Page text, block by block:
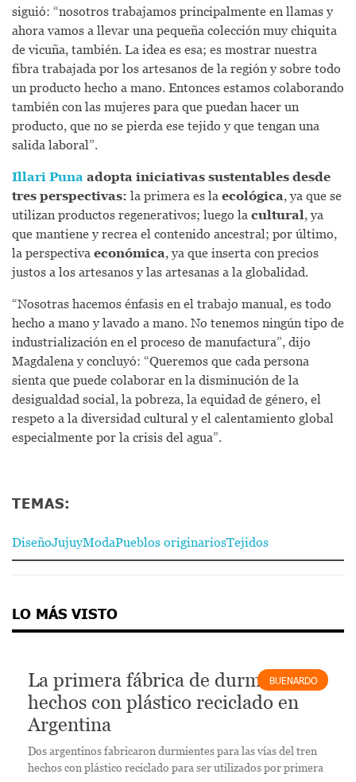
siguió: “nosotros trabajamos principalmente en llamas y
ahora vamos a llevar una pequeña colección muy chiquita
de vicuña, también. La idea es esa; es mostrar nuestra
fibra trabajada por los artesanos de la región y sobre todo
un producto hecho a mano. Entonces estamos colaborando
también con las mujeres para que puedan hacer un
producto, que no se pierda ese tejido y que tengan una
salida laboral”.
Illari Puna adopta iniciativas sustentables desde
tres perspectivas: la primera es la ecológica , ya que se
utilizan productos regenerativos; luego la cultural , ya
que mantiene y recrea el contenido ancestral; por último,
la perspectiva económica , ya que inserta con precios
justos a los artesanos y las artesanas a la globalidad.
“Nosotras hacemos énfasis en el trabajo manual, es todo
hecho a mano y lavado a mano. No tenemos ningún tipo de
industrialización en el proceso de manufactura”, dijo
Magdalena y concluyó: “Queremos que cada persona
sienta que puede colaborar en la disminución de la
desigualdad social, la pobreza, la equidad de género, el
respeto a la diversidad cultural y el calentamiento global
especialmente por la crisis del agua”.
TEMAS:
DiseñoJujuyModaPueblos originariosTejidos
LO MÁS VISTO
BUENARDO
La primera fábrica de durmientes
hechos con plástico reciclado en
Argentina
Dos argentinos fabricaron durmientes para las vías del tren
hechos con plástico reciclado para ser utilizados por primera